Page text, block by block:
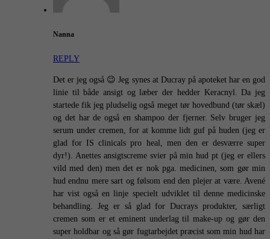
Nanna
REPLY
Det er jeg også 😉 Jeg synes at Ducray på apoteket har en god
linie til både ansigt og læber der hedder Keracnyl. Da jeg
startede fik jeg pludselig også meget tør hovedbund (tør skæl)
og det har de også en shampoo der fjerner. Selv bruger jeg
serum under cremen, for at komme lidt guf på huden (jeg er
glad for IS clinicals pro heal, men den er desværre super
dyr!). Anettes ansigtscreme svier på min hud pt (jeg er ellers
vild med den) men det er nok pga. medicinen, som gør min
hud endnu mere sart og følsom end den plejer at være. Avené
har vist også en linje specielt udviklet til denne medicinske
behandling. Jeg er så glad for Ducrays produkter, særligt
cremen som er et eminent underlag til make-up og gør den
super holdbar og så gør fugtarbejdet præcist som min hud har